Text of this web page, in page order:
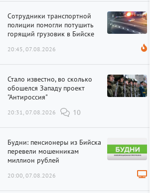
Сотрудники транспортной
полиции помогли потушить
горящий грузовик в Бийске
20:45, 07.08.2026
Стало известно, во сколько
обошелся Западу проект
"Антироссия"
20:31, 07.08.2026 10
Будни: пенсионеры из Бийска
перевели мошенникам
миллион рублей
20:00, 07.08.2026